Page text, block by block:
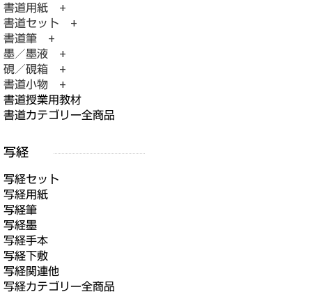
書道用紙 +
書道セット +
書道筆 +
墨／墨液 +
硯／硯箱 +
書道小物 +
書道授業用教材
書道カテゴリー全商品
写経セット
写経用紙
写経筆
写経墨
写経手本
写経下敷
写経関連他
写経カテゴリー全商品